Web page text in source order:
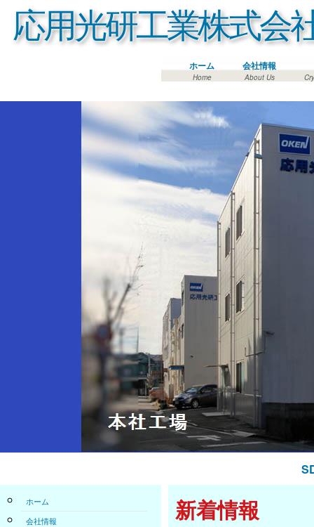
応用光研工業株式会
ホーム
Home
会社情報
About Us
ホーム
会社情報
新着情報